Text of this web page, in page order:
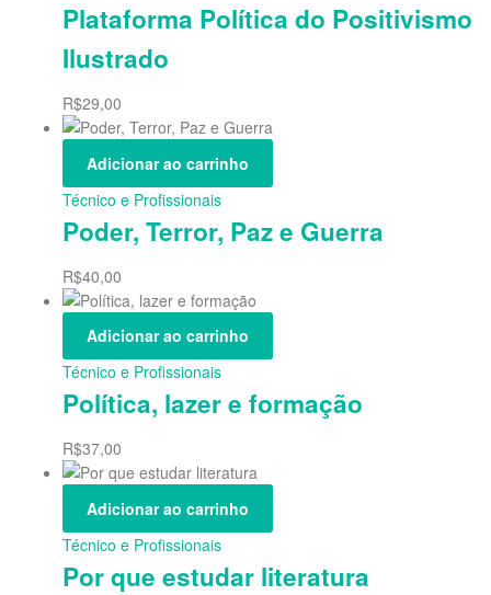
Plataforma Política do Positivismo
Ilustrado
R$29,00
Adicionar ao carrinho
Técnico e Profissionais
Poder, Terror, Paz e Guerra
R$40,00
Adicionar ao carrinho
Técnico e Profissionais
Política, lazer e formação
R$37,00
Adicionar ao carrinho
Técnico e Profissionais
Por que estudar literatura